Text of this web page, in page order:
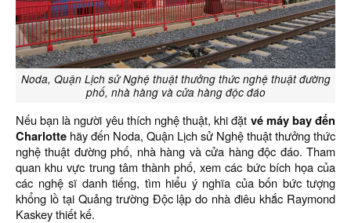
Noda, Quận Lịch sử Nghệ thuật thưởng thức nghệ thuật đường
phố, nhà hàng và cửa hàng độc đáo
Nếu bạn là người yêu thích nghệ thuật, khi đặt vé máy bay đến
Charlotte hãy đến Noda, Quận Lịch sử Nghệ thuật thưởng thức
nghệ thuật đường phố, nhà hàng và cửa hàng độc đáo. Tham
quan khu vực trung tâm thành phố, xem các bức bích họa của
các nghệ sĩ danh tiếng, tìm hiểu ý nghĩa của bốn bức tượng
khổng lồ tại Quảng trường Độc lập do nhà điêu khắc Raymond
Kaskey thiết kế.